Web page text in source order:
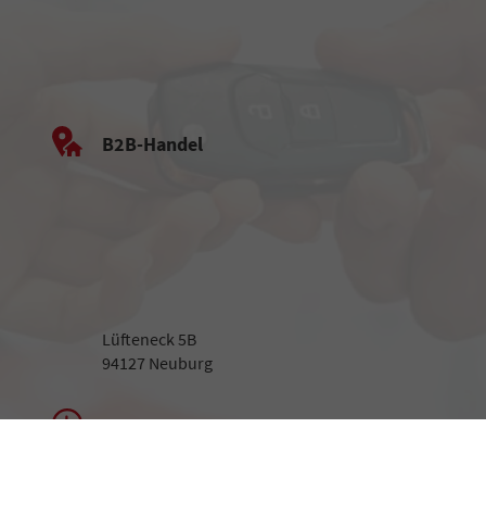
B2B-Handel
Lüfteneck 5B
94127 Neuburg
Beratung